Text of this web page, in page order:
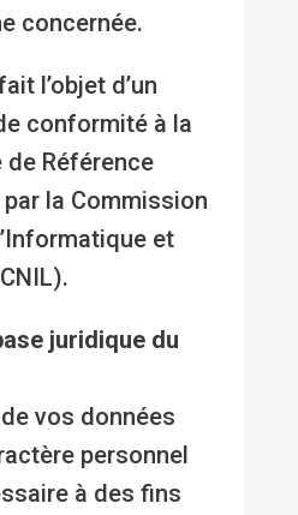
concernée.
l’objet d’un
conformité à la
Référence
la Commission
et
juridique du
vos données
personnel
à des fins